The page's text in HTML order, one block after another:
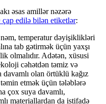
əsas amillər nəzərə
edilə bilən etiketlər:
nəm, temperatur dəyişiklikləri
tab gətirmək üçün yaxşı
olmalıdır. Adətən, xüsusi
cəhətdən təmiz və
davamlı olan örtüklü kağız
etmək üçün tələblərə
çox suya davamlı,
materiallardan da istifadə